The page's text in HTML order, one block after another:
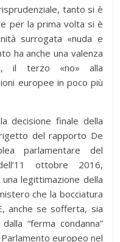
tanto si è
per la prima volta si è
surrogata «nuda e
ha anche una valenza
il terzo «no» alla
europee in poco più
decisione finale della
del rapporto De
parlamentare del
ottobre 2016,
legittimazione della
che la bocciatura
anche se sofferta, sia
“ferma condanna”
europeo nel